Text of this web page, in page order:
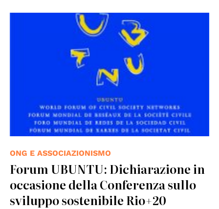
ONG E ASSOCIAZIONISMO
Forum UBUNTU: Dichiarazione in
occasione della Conferenza sullo
sviluppo sostenibile Rio+20